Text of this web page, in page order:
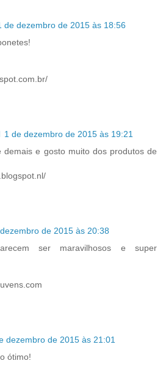
de dezembro de 2015 às 18:56
1 de dezembro de 2015 às 19:21
demais e gosto muito dos produtos de
de 2015 às 20:38
ser maravilhosos e super
dezembro de 2015 às 21:01
ótimo!